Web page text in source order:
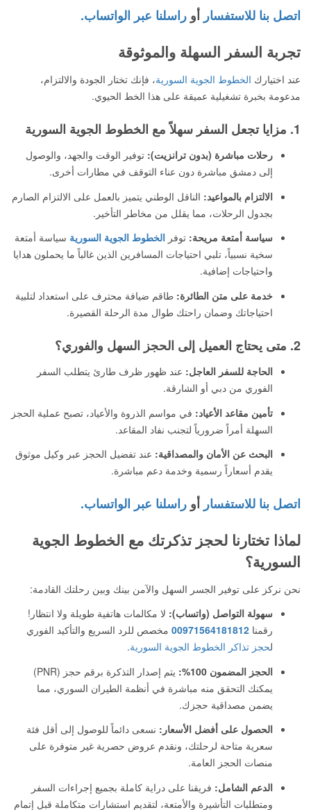
اتصل بنا للاستفسار أو راسلنا عبر الواتساب.
تجربة السفر السهلة والموثوقة
عند اختيارك الخطوط الجوية السورية، فإنك تختار الجودة والالتزام،
مدعومة بخبرة تشغيلية عميقة على هذا الخط الحيوي.
1. مزايا تجعل السفر سهلاً مع الخطوط الجوية السورية
رحلات مباشرة (بدون ترانزيت): توفير الوقت والجهد، والوصول
إلى دمشق مباشرة دون عناء التوقف في مطارات أخرى.
الالتزام بالمواعيد: الناقل الوطني يتميز بالعمل على الالتزام الصارم
بجدول الرحلات، مما يقلل من مخاطر التأخير.
سياسة أمتعة مريحة: توفر الخطوط الجوية السورية سياسة أمتعة
سخية نسبياً، تلبي احتياجات المسافرين الذين غالباً ما يحملون هدايا
واحتياجات إضافية.
خدمة على متن الطائرة: طاقم ضيافة محترف على استعداد لتلبية
احتياجاتك وضمان راحتك طوال مدة الرحلة القصيرة.
2. متى يحتاج العميل إلى الحجز السهل والفوري؟
الحاجة للسفر العاجل: عند ظهور ظرف طارئ يتطلب السفر
الفوري من دبي أو الشارقة.
تأمين مقاعد الأعياد: في مواسم الذروة والأعياد، تصبح عملية الحجز
السهلة أمراً ضرورياً لتجنب نفاد المقاعد.
البحث عن الأمان والمصداقية: عند تفضيل الحجز عبر وكيل موثوق
يقدم أسعاراً رسمية وخدمة دعم مباشرة.
اتصل بنا للاستفسار أو راسلنا عبر الواتساب.
لماذا تختارنا لحجز تذكرتك مع الخطوط الجوية
السورية؟
نحن نركز على توفير الجسر السهل والآمن بينك وبين رحلتك القادمة:
سهولة التواصل (واتساب): لا مكالمات هاتفية طويلة ولا انتظار!
رقمنا 00971564181812 مخصص للرد السريع والتأكيد الفوري
لحجز تذاكر الخطوط الجوية السورية.
الحجز المضمون 100%:
يتم إصدار التذكرة برقم حجز (PNR)
يمكنك التحقق منه مباشرة في أنظمة الطيران السوري، مما
يضمن مصداقية حجزك.
الحصول على أفضل الأسعار: نسعى دائماً للوصول إلى أقل فئة
سعرية متاحة لرحلتك، ونقدم عروض حصرية غير متوفرة على
منصات الحجز العامة.
الدعم الشامل: فريقنا على دراية كاملة بجميع إجراءات السفر
ومتطلبات التأشيرة والأمتعة، لتقديم استشارات متكاملة قبل إتمام